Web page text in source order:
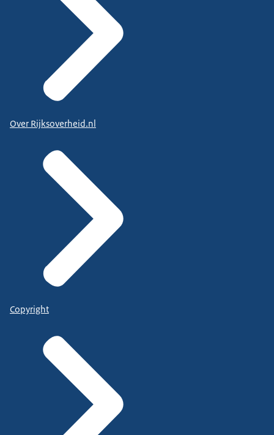
Over Rijksoverheid.nl
Copyright